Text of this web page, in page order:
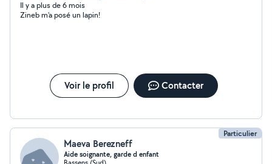
Il y a plus de 6 mois
Zineb m'a posé un lapin!
Voir le profil Contacter
Particulier
Maeva Berezneff
Aide soignante, garde d enfant